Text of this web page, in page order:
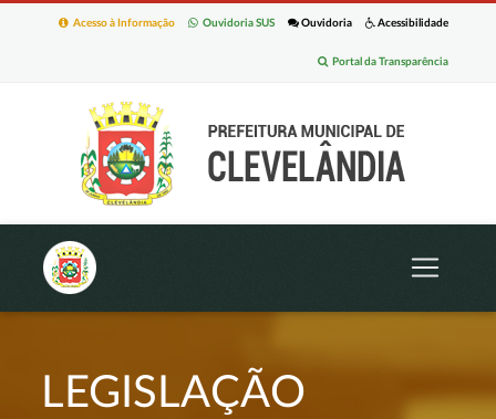
Acessibilidade
Ouvidoria
Ouvidoria SUS
Acesso à Informação
Portal da Transparência
LEGISLAÇÃO